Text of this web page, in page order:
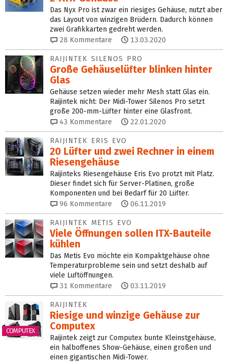
Das Nyx Pro ist zwar ein riesiges Gehäuse, nutzt aber
das Layout von winzigen Brüdern. Dadurch können
zwei Grafikkarten gedreht werden.
28 Kommentare 13.03.2020
RAIJINTEK SILENOS PRO
Große Gehäuselüfter blinken hinter
Glas
Gehäuse setzen wieder mehr Mesh statt Glas ein.
Raijintek nicht: Der Midi-Tower Silenos Pro setzt
große 200-mm-Lüfter hinter eine Glasfront.
43 Kommentare 22.01.2020
RAIJINTEK ERIS EVO
20 Lüfter und zwei Rechner in einem
Riesengehäuse
Raijinteks Riesengehäuse Eris Evo protzt mit Platz.
Dieser findet sich für Server-Platinen, große
Komponenten und bei Bedarf für 20 Lüfter.
96 Kommentare 06.11.2019
RAIJINTEK METIS EVO
Viele Öffnungen sollen ITX-Bauteile
kühlen
Das Metis Evo möchte ein Kompaktgehäuse ohne
Temperaturprobleme sein und setzt deshalb auf
viele Luftöffnungen.
31 Kommentare 03.11.2019
COMPUTEX
RAIJINTEK
Riesige und winzige Gehäuse zur
Computex
Raijintek zeigt zur Computex bunte Kleinstgehäuse,
ein halboffenes Show-Gehäuse, einen großen und
einen gigantischen Midi-Tower.